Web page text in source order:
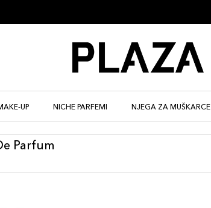
UP NICHE PARFEMI NJEGA ZA MUŠKARCE
Parfum